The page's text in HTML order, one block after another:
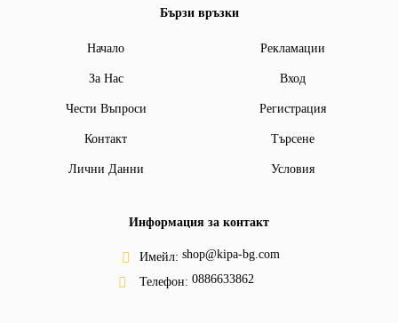
Бързи връзки
Начало Рекламации
За Нас Вход
Чести Въпроси Регистрация
Контакт Търсене
Лични Данни Условия
Информация за контакт
Имейл: shop@kipa-bg.com
Телефон: 0886633862